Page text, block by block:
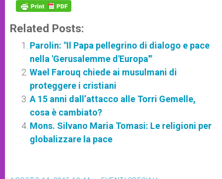
Related Posts:
Parolin: "Il Papa pellegrino di dialogo e pace
nella 'Gerusalemme d'Europa'"
Wael Farouq chiede ai musulmani di
proteggere i cristiani
A 15 anni dall’attacco alle Torri Gemelle,
cosa è cambiato?
Mons. Silvano Maria Tomasi: Le religioni per
globalizzare la pace